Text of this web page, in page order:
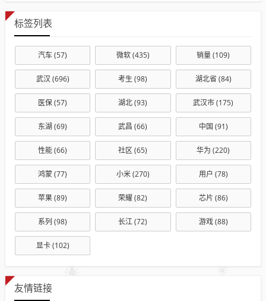
标签列表
汽车(57) 微软(435) 销量(109)
武汉 (696) 考生 (98) 湖北省 (84)
医保(57) 湖北(93) 武汉市(175)
东湖 (69) 武昌 (66) 中国 (91)
性能(66) 社区 (65) 华为 (220)
鸿蒙(77) 小米(270) 用户 (78)
苹果(89) 荣耀(82) 芯片 (86)
系列 (98) 长江(72) 游戏(88)
显卡(102)
友情链接